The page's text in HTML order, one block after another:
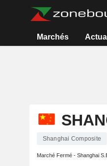
Marchés
Shanghai Composite
Marché Fermé - Shanghai